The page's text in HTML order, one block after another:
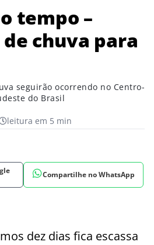
tempo –
chuva para
seguirão ocorrendo no Centro-
do Brasil
leitura em 5 min
Compartilhe no WhatsApp
dez dias fica escassa